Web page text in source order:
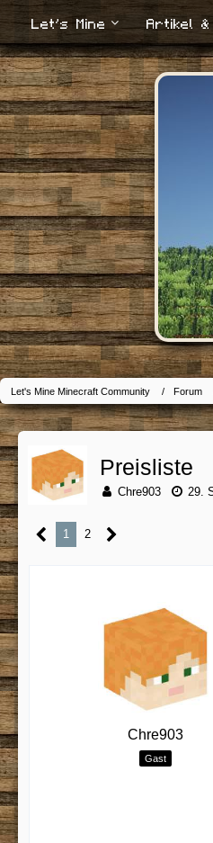
Let's Mine Artikel
Let's Mine Minecraft Community Forum
Preisliste
Chre903 29.
1 2
Chre903
Gast